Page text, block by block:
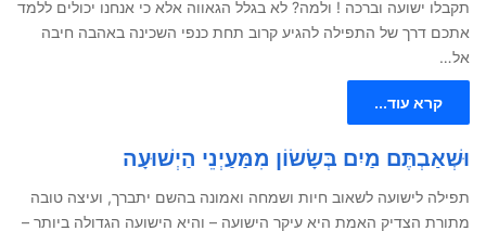
תקבלו ישועה וברכה ! ולמה? לא בגלל הגאווה אלא כי אנחנו יכולים ללמד
אתכם דרך של התפילה להגיע קרוב תחת כנפי השכינה באהבה חיבה
אל…
קרא עוד...
וּשְׁאַבְתֶּם מַיִם בְּשָׂשׂוֹן מִמַּעַיְנֵי הַיְשׁוּעָה
תפילה לישועה לשאוב חיות ושמחה ואמונה בהשם יתברך, ועיצה טובה
מתורת הצדיק האמת היא עיקר הישועה – והיא הישועה הגדולה ביותר –